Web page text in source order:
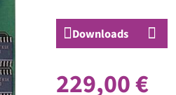
Downloads
229,00 €